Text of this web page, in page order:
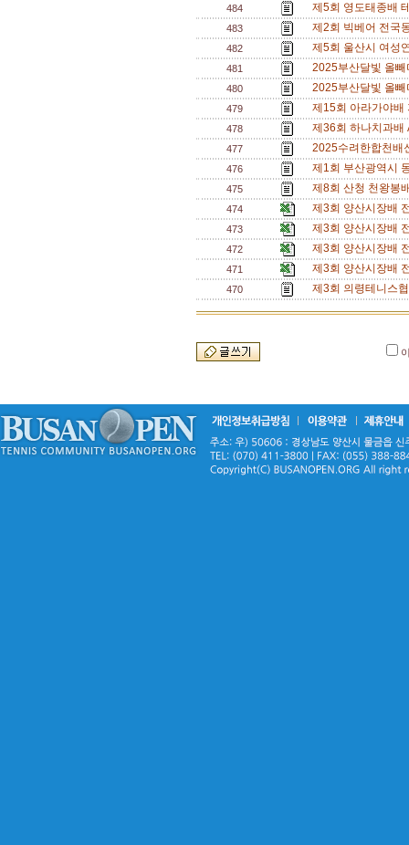
484 제5회 영도태종배
483 제2회 빅베어 전국
482 제5회 울산시 여성
481 2025부산달빛 올
480 2025부산달빛 올
479 제15회 아라가야
478 제36회 하나치과
477 2025수려한합천
476 제1회 부산광역시
475 제8회 산청 천왕봉
474 제3회 양산시장배
473 제3회 양산시장배
472 제3회 양산시장배
471 제3회 양산시장배
470 제3회 의령테니스